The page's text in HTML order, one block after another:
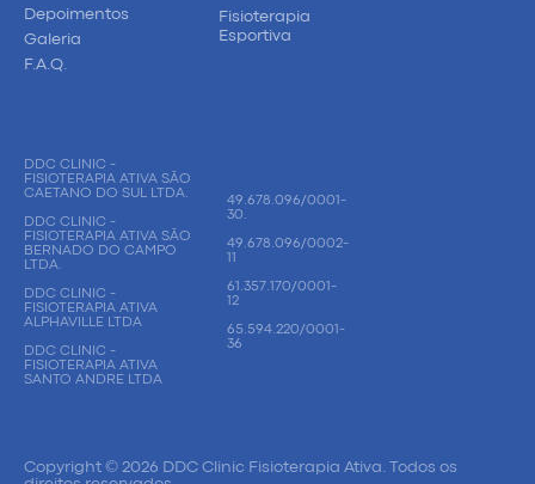
Depoimentos
Galeria
F.A.Q.
Fisioterapia
Esportiva
DDC CLINIC -
FISIOTERAPIA ATIVA SÃO
CAETANO DO SUL LTDA.
DDC CLINIC -
FISIOTERAPIA ATIVA SÃO
BERNADO DO CAMPO
LTDA.
DDC CLINIC -
FISIOTERAPIA ATIVA
ALPHAVILLE LTDA
DDC CLINIC -
FISIOTERAPIA ATIVA
SANTO ANDRE LTDA
49.678.096/0001-
30.
49.678.096/0002-
11
61.357.170/0001-
12
65.594.220/0001-
36
Copyright © 2026 DDC Clinic Fisioterapia Ativa. Todos os